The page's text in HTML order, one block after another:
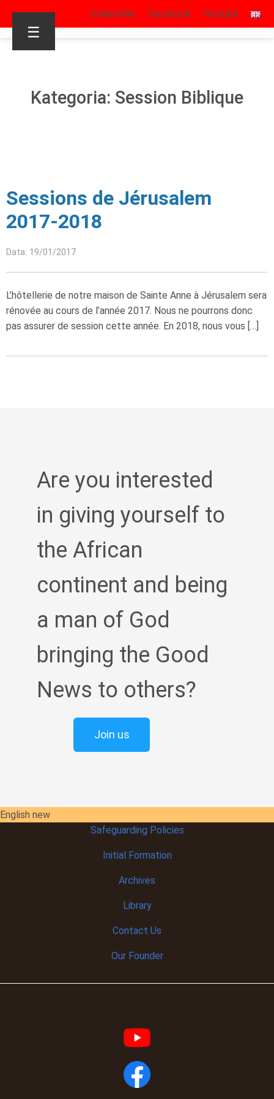
S’identifier Facebook Youtube
☰
Kategoria: Session Biblique
Sessions de Jérusalem
2017-2018
Data: 19/01/2017
L’hôtellerie de notre maison de Sainte Anne à Jérusalem sera
rénovée au cours de l’année 2017. Nous ne pourrons donc
pas assurer de session cette année. En 2018, nous vous […]
Are you interested
in giving yourself to
the African
continent and being
a man of God
bringing the Good
News to others?
Join us
English new
Safeguarding Policies
InitialFormation
Archives
Library
Contact Us
Our Founder